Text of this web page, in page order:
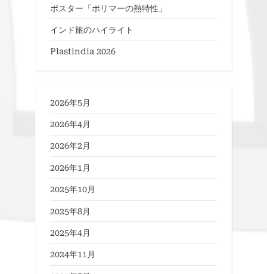
ポスター「ポリマーの熱特性」
インド旅のハイライト
Plastindia 2026
2026年5月
2026年4月
2026年2月
2026年1月
2025年10月
2025年8月
2025年4月
2024年11月